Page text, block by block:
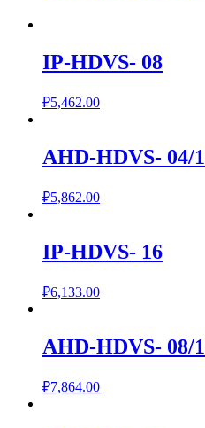
IP-HDVS- 08
₽5,462.00
AHD-HDVS- 04/1
₽5,862.00
IP-HDVS- 16
₽6,133.00
AHD-HDVS- 08/1
₽7,864.00